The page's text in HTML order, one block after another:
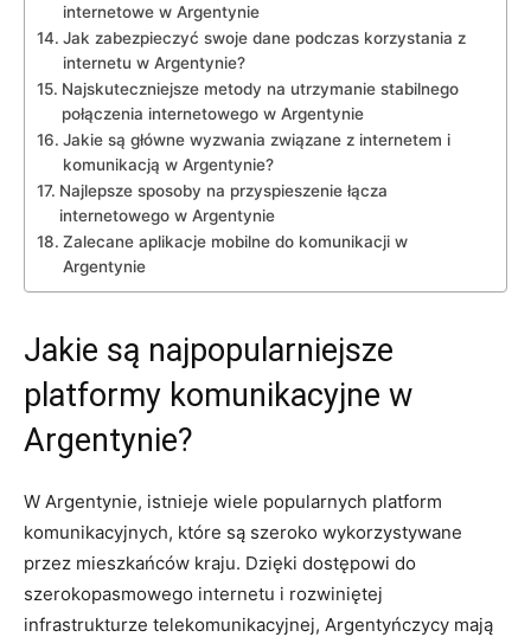
internetowe w Argentynie
Jak zabezpieczyć swoje dane podczas korzystania z
internetu w Argentynie?
Najskuteczniejsze metody na utrzymanie stabilnego
połączenia internetowego w Argentynie
Jakie są główne wyzwania związane z internetem i
komunikacją w Argentynie?
Najlepsze sposoby na przyspieszenie łącza
internetowego w Argentynie
Zalecane aplikacje mobilne do komunikacji w
Argentynie
Jakie są najpopularniejsze
platformy komunikacyjne w
Argentynie?
W Argentynie, istnieje wiele popularnych platform
komunikacyjnych, które są szeroko wykorzystywane
przez mieszkańców kraju. Dzięki dostępowi do
szerokopasmowego internetu i rozwiniętej
infrastrukturze telekomunikacyjnej, Argentyńczycy mają